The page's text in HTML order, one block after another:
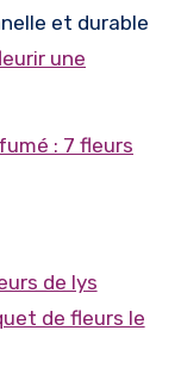
et durable
une
: 7 fleurs
de lys
de fleurs le